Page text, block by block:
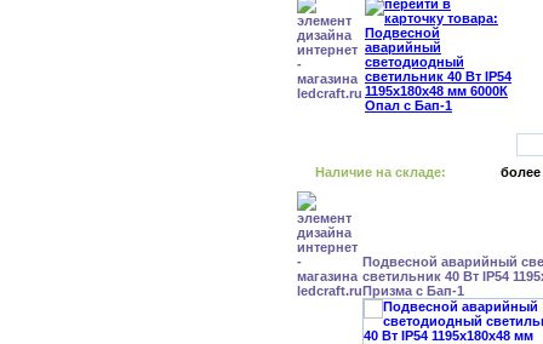
Наличие на складе: более
Подвесной аварийный
светильник 40 Вт IP54
Призма с Бап-1